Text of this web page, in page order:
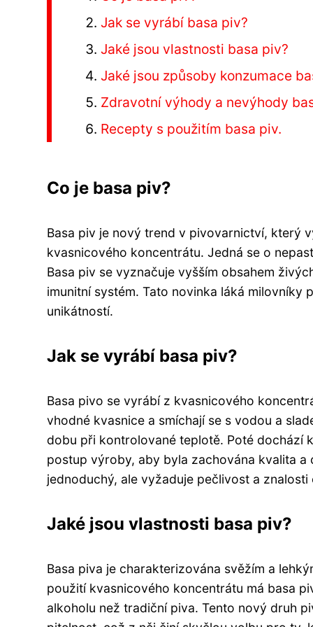
Jak se vyrábí basa piv?
Jaké jsou vlastnosti basa piv?
Jaké jsou způsoby konzumace
Zdravotní výhody a nevýhody
Recepty s použitím basa piv.
Co je basa piv?
Basa piv je nový trend v pivovarnictví, který
kvasnicového koncentrátu. Jedná se o
Basa piv se vyznačuje vyšším obsahem
imunitní systém. Tato novinka láká
unikátností.
Jak se vyrábí basa piv?
Basa pivo se vyrábí z kvasnicového
vhodné kvasnice a smíchají se s vodou a
dobu při kontrolované teplotě. Poté dochází
postup výroby, aby byla zachována kvalita
jednoduchý, ale vyžaduje pečlivost a
Jaké jsou vlastnosti basa piv?
Basa piva je charakterizována svěžím a
použití kvasnicového koncentrátu má basa
alkoholu než tradiční piva. Tento nový druh